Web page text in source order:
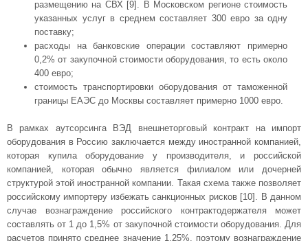
размещению на СВХ [9]. В Московском регионе стоимость
указанных услуг в среднем составляет 300 евро за одну
поставку;
расходы на банковские операции составляют примерно
0,2% от закупочной стоимости оборудования, то есть около
400 евро;
стоимость транспортировки оборудования от таможенной
границы ЕАЭС до Москвы составляет примерно 1000 евро.
В рамках аутсорсинга ВЭД внешнеторговый контракт на импорт
оборудования в Россию заключается между иностранной компанией,
которая купила оборудование у производителя, и российской
компанией, которая обычно является филиалом или дочерней
структурой этой иностранной компании. Такая схема также позволяет
российскому импортеру избежать санкционных рисков [10]. В данном
случае вознаграждение российского контрактодержателя может
составлять от 1 до 1,5% от закупочной стоимости оборудования. Для
расчетов принято среднее значение 1,25%, поэтому вознаграждение